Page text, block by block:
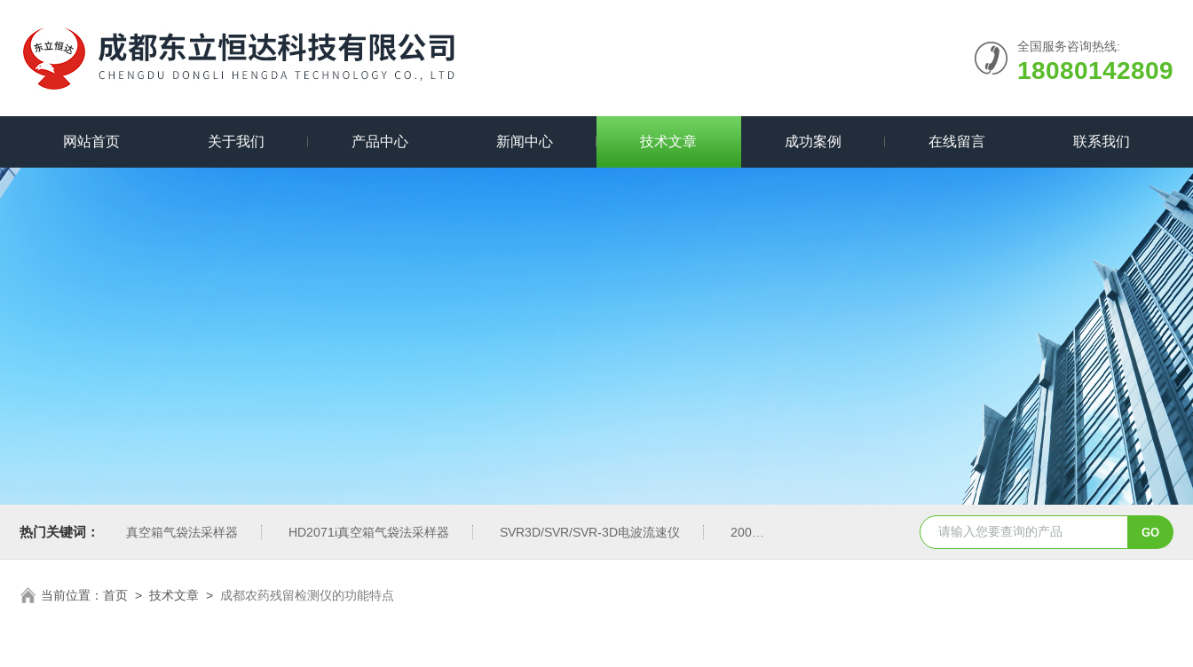
全国服务咨询热线:
18080142809
网站首页 关于我们 产品中心 新闻中心 技术文章 成功案例 在线留言 联系我们
热门关键词： 真空箱气袋法采样器 HD2071i真空箱气袋法采样器 SVR3D/SVR/SVR-3D电波流速仪 200M便携式水质重金属快速检测仪 CL650余氯测定仪 DHX-A便
当前位置： 首页 > 技术文章 > 成都农药残留检测仪的功能特点